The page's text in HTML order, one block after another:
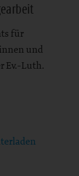
für
und
Ev.-Luth.